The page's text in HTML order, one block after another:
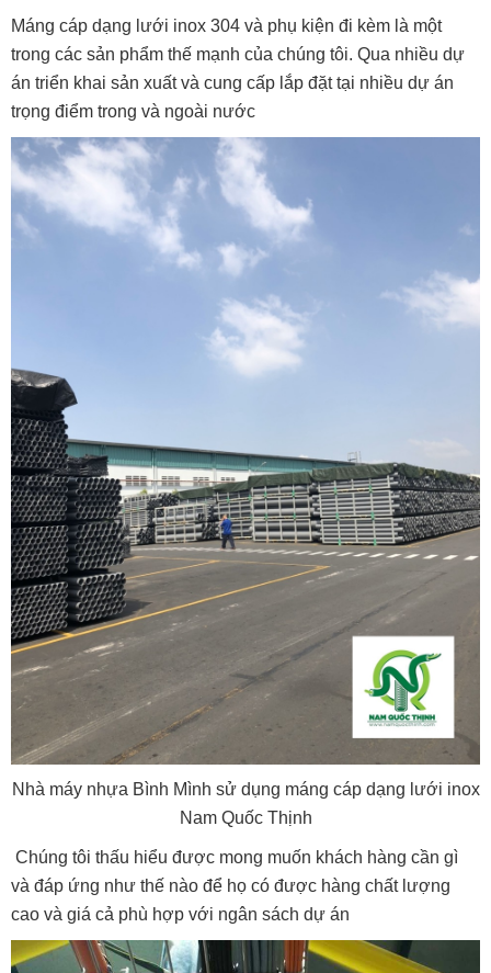
Máng cáp dạng lưới inox 304 và phụ kiện đi kèm là một
trong các sản phẩm thế mạnh của chúng tôi. Qua nhiều dự
án triển khai sản xuất và cung cấp lắp đặt tại nhiều dự án
trọng điểm trong và ngoài nước
Nhà máy nhựa Bình Mình sử dụng máng cáp dạng lưới inox
Nam Quốc Thịnh
Chúng tôi thấu hiểu được mong muốn khách hàng cần gì
và đáp ứng như thế nào để họ có được hàng chất lượng
cao và giá cả phù hợp với ngân sách dự án